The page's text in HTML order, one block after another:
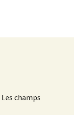
Les champs